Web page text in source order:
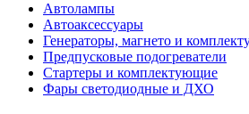
Автолампы
Автоаксессуары
Генераторы, магнето и
Предпусковые подогреватели
Стартеры и комплектующие
Фары светодиодные и ДХО